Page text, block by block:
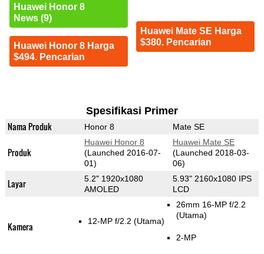
Huawei Honor 8
News (9)
Huawei Honor 8 Harga
$494. Pencarian
Huawei Mate SE Harga
$380. Pencarian
Spesifikasi Primer
Nama Produk Honor 8 Mate SE
Produk
Huawei Honor 8
(Launched 2016-07-
01)
Huawei Mate SE
(Launched 2018-03-
06)
Layar
5.2" 1920x1080
AMOLED
5.93" 2160x1080 IPS
LCD
Kamera 12-MP f/2.2 (Utama)
26mm 16-MP f/2.2
(Utama)
2-MP